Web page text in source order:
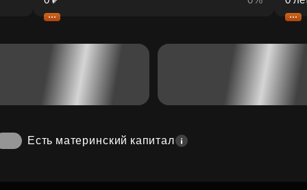
Есть материнский капитал